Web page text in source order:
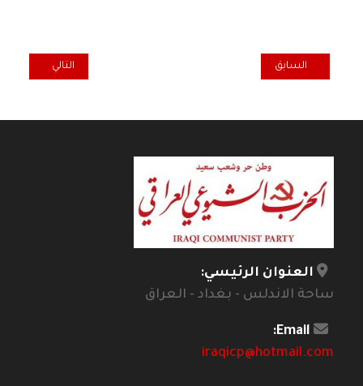
المقال السابق: تراكم السخط والغضب أدى إلى الانتفاضة الجماهيرية
السابق المقال التالي:
التالي
العنوان الرئيسي:
ساحة الاندلس - بغداد - العراق
Email:
iraqicp@hotmail.com